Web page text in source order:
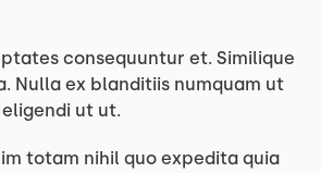
consequuntur et. Similique
Nulla ex blanditiis numquam ut
ut ut.
totam nihil quo expedita quia